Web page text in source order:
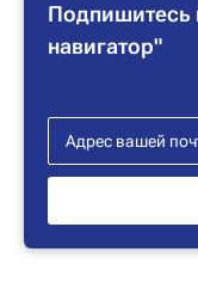
Подпишитесь
навигатор"